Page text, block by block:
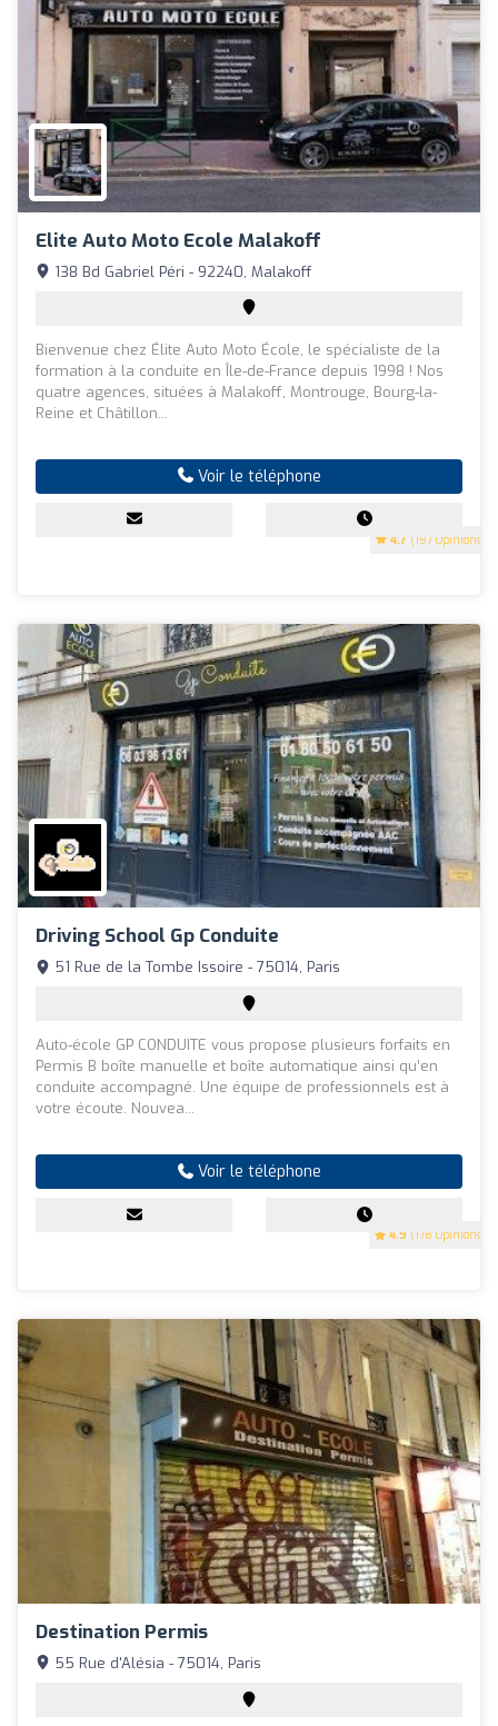
Elite Auto Moto Ecole Malakoff
4.7 (197 Opinions)
138 Bd Gabriel Péri - 92240, Malakoff
Bienvenue chez Élite Auto Moto École, le spécialiste de la
formation à la conduite en Île-de-France depuis 1998 ! Nos
quatre agences, situées à Malakoff, Montrouge, Bourg-la-
Reine et Châtillon...
Voir le téléphone
Driving School Gp Conduite
4.9 (178 Opinions)
51 Rue de la Tombe Issoire - 75014, Paris
Auto-école GP CONDUITE vous propose plusieurs forfaits en
Permis B boîte manuelle et boîte automatique ainsi qu’en
conduite accompagné. Une équipe de professionnels est à
votre écoute. Nouvea...
Voir le téléphone
Destination Permis
55 Rue d'Alésia - 75014, Paris